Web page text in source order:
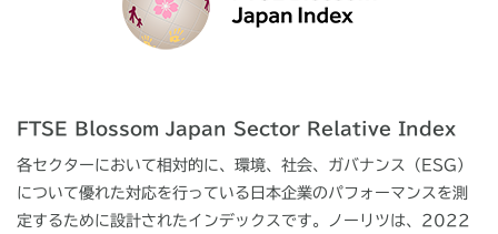
FTSE Blossom Japan Sector Relative Index
各セクターにおいて相対的に、環境、社会、ガバナンス（ESG）
について優れた対応を行っている日本企業のパフォーマンスを測
定するために設計されたインデックスです。ノーリツは、2022